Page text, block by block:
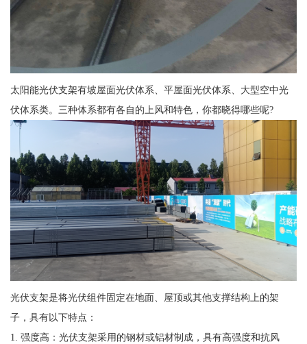
太阳能光伏支架有坡屋面光伏体系、平屋面光伏体系、大型空中光
伏体系类。三种体系都有各自的上风和特色，你都晓得哪些呢?
光伏支架是将光伏组件固定在地面、屋顶或其他支撑结构上的架
子，具有以下特点：
1. 强度高：光伏支架采用的钢材或铝材制成，具有高强度和抗风